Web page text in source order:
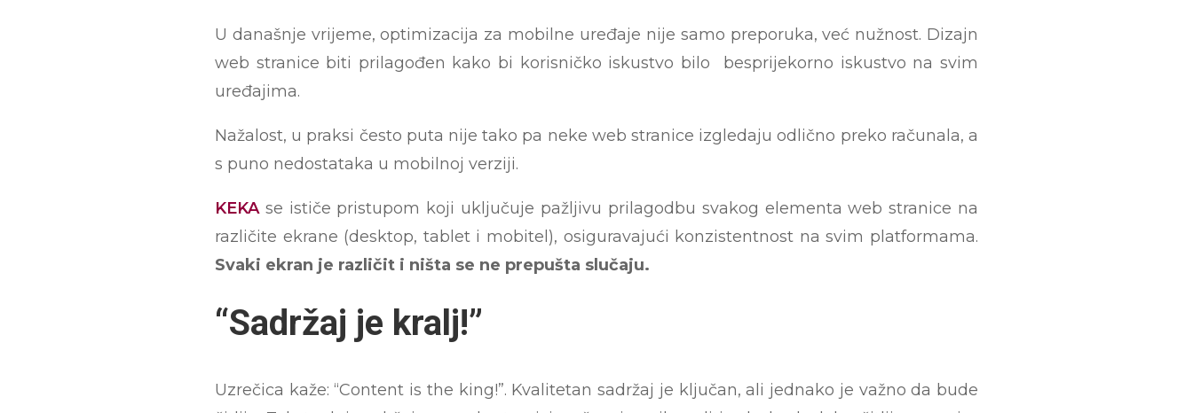
U današnje vrijeme, optimizacija za mobilne uređaje nije samo preporuka, već nužnost. Dizajn
web stranice biti prilagođen kako bi korisničko iskustvo bilo besprijekorno iskustvo na svim
uređajima.
Nažalost, u praksi često puta nije tako pa neke web stranice izgledaju odlično preko računala, a
s puno nedostataka u mobilnoj verziji.
KEKAse ističe pristupom koji uključuje pažljivu prilagodbu svakog elementa web stranice na
različite ekrane (desktop, tablet i mobitel), osiguravajući konzistentnost na svim platformama.
Svaki ekran je različit i ništa se ne prepušta slučaju.
“Sadržaj je kralj!”
Uzrečica kaže: “Content is the king!”. Kvalitetan sadržaj je ključan, ali jednako je važno da bude